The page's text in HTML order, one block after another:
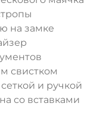
на замке
свистком
и ручкой
со вставками